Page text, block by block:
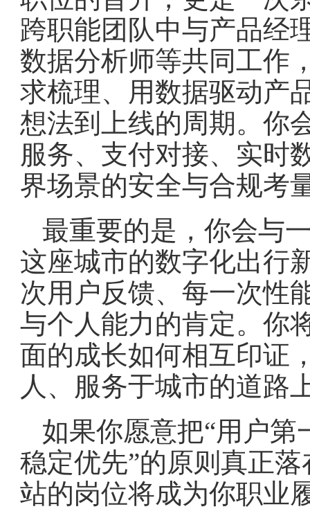
跨职能团队中与产品经
数据分析师等共同工作
求梳理、用数据驱动产
想法到上线的周期。你
服务、支付对接、实时
界场景的安全与合规考
最重要的是，你会与
这座城市的数字化出行
次用户反馈、每一次性
与个人能力的肯定。你
面的成长如何相互印证
人、服务于城市的道路
如果你愿意把“用户
稳定优先”的原则真正
站的岗位将成为你职业